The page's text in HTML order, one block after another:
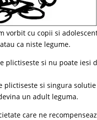
vorbit cu copii si
ca niste legume.
plictiseste si nu poate iesi
plictiseste si singura
un adult leguma.
care ne